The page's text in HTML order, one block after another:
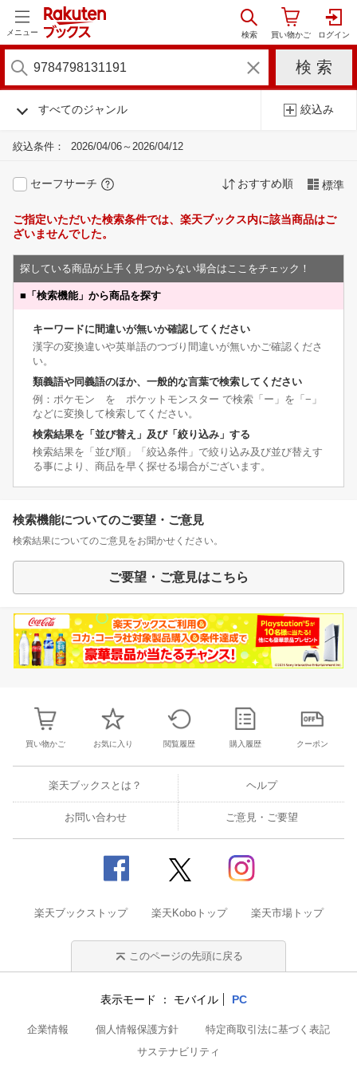
メニュー
すべてのジャンル 絞込み
絞込条件： 2026/04/06～2026/04/12
セーフサーチ おすすめ順 標準
ご指定いただいた検索条件では、楽天ブックス内に該当商品はご
ざいませんでした。
探している商品が上手く見つからない場合はここをチェック！
■ 「検索機能」から商品を探す
キーワードに間違いが無いか確認してください
漢字の変換違いや英単語のつづり間違いが無いかご確認くださ
い。
類義語や同義語のほか、一般的な言葉で検索してください
例：ポケモン を ポケットモンスター で検索「ー」を「−」
などに変換して検索してください。
検索結果を「並び替え」及び「絞り込み」する
検索結果を「並び順」「絞込条件」で絞り込み及び並び替えす
る事により、商品を早く探せる場合がございます。
検索機能についてのご要望・ご意見
検索結果についてのご意見をお聞かせください。
ご要望・ご意見はこちら
買い物かご お気に入り 閲覧履歴 購入履歴 クーポン
楽天ブックスとは？ ヘルプ
お問い合わせ ご意見・ご要望
楽天ブックストップ 楽天Koboトップ 楽天市場トップ
このページの先頭に戻る
表示モード モバイル PC
企業情報 個人情報保護方針
特定商取引法に基づく表記
サステナビリティ